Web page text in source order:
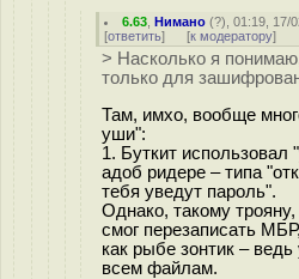
6.63 ,Нимано (?), 01:19, 17/
[ответить] [к модератору]
> Насколько я
только для
Там, имхо, вообще
уши":
1. Буткит использовал
адоб ридере – типа
тебя уведут пароль".
Однако, такому
смог перезаписать
как рыбе зонтик –
всем файлам.